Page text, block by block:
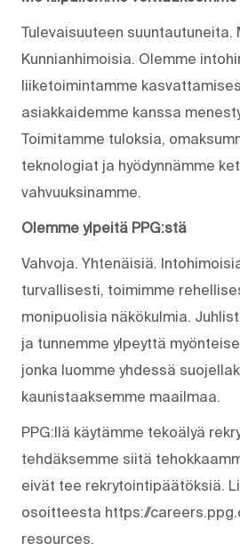
Tulevaisuuteen
Kunnianhimoisia. Olemme
liiketoimintamme
asiakkaidemme kanssa
Toimitamme tuloksia,
teknologiat ja hyödynnämme
vahvuuksinamme.
Olemme ylpeitä PPG:stä
Vahvoja. Yhtenäisiä.
turvallisesti, toimimme
monipuolisia näkökulmia.
ja tunnemme ylpeyttä
jonka luomme yhdessä
kaunistaaksemme maailmaa.
PPG:llä käytämme tekoälyä
tehdäksemme siitä
eivät tee rekrytointipäätöksiä.
osoitteesta https://
resources.